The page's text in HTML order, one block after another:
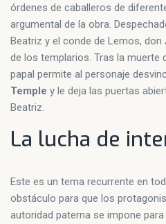
órdenes de caballeros de
argumental de la obra.
Beatriz y el conde de Lemos,
de los templarios. Tras la muerte
papal permite al personaje
Temple y le deja las puertas
Beatriz.
La lucha de
Este es un tema recurrente en
obstáculo para que los
autoridad paterna se impone